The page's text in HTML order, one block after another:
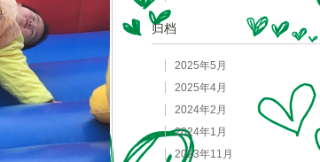
归档
2025年5月
2025年4月
2024年2月
2024年1月
2023年11月